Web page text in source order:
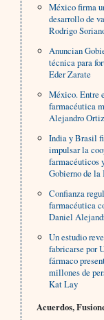
México firma
desarrollo de
Rodrigo
Anuncian
técnica para
Eder Zarate
México. Entre
farmacéutica
Alejandro
India y Brasil
impulsar la
farmacéuticos
Gobierno de la
Confianza
farmacéutica
Daniel
Un estudio
fabricarse por
fármaco
millones de
Kat Lay
Acuerdos,